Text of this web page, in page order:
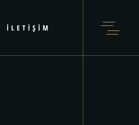
İLETİŞİM